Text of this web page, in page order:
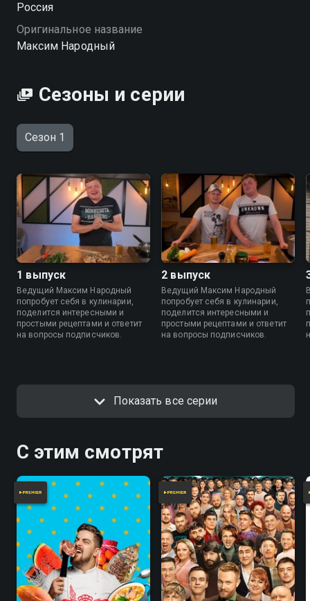
Россия
Оригинальное название
Максим Народный
Сезоны и серии
Сезон 1
1 выпуск
Ведущий Максим Народный
попробует себя в кулинарии,
поделится интересными и
простыми рецептами и ответит
на вопросы подписчиков.
2 выпуск
Ведущий Максим Народный
попробует себя в кулинарии,
поделится интересными и
простыми рецептами и ответит
на вопросы подписчиков.
Показать все серии
С этим смотрят